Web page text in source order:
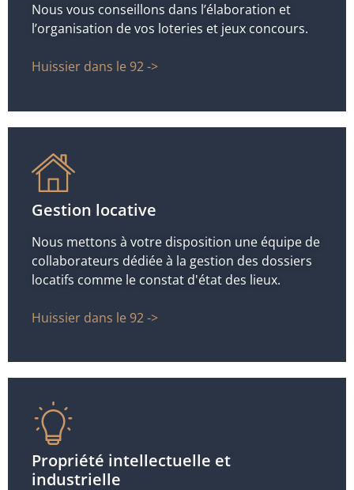
Nous vous conseillons dans l’élaboration et
l’organisation de vos loteries et jeux concours.
Huissier dans le 92 ->
Gestion locative
Nous mettons à votre disposition une équipe de
collaborateurs dédiée à la gestion des dossiers
locatifs comme le constat d'état des lieux.
Huissier dans le 92 ->
Propriété intellectuelle et
industrielle